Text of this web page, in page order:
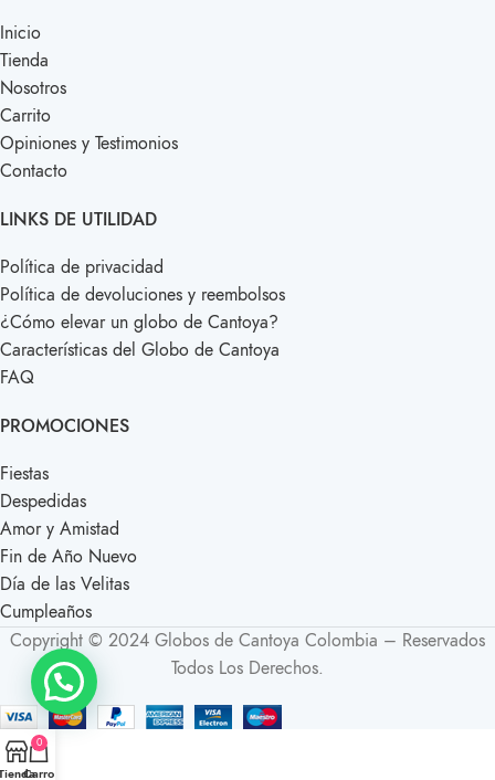
Inicio
Tienda
Nosotros
Carrito
Opiniones y Testimonios
Contacto
LINKS DE UTILIDAD
Política de privacidad
Política de devoluciones y reembolsos
¿Cómo elevar un globo de Cantoya?
Características del Globo de Cantoya
FAQ
PROMOCIONES
Fiestas
Despedidas
Amor y Amistad
Fin de Año Nuevo
Día de las Velitas
Cumpleaños
Copyright © 2024 Globos de Cantoya Colombia – Reservados
Todos Los Derechos.
0
Carro